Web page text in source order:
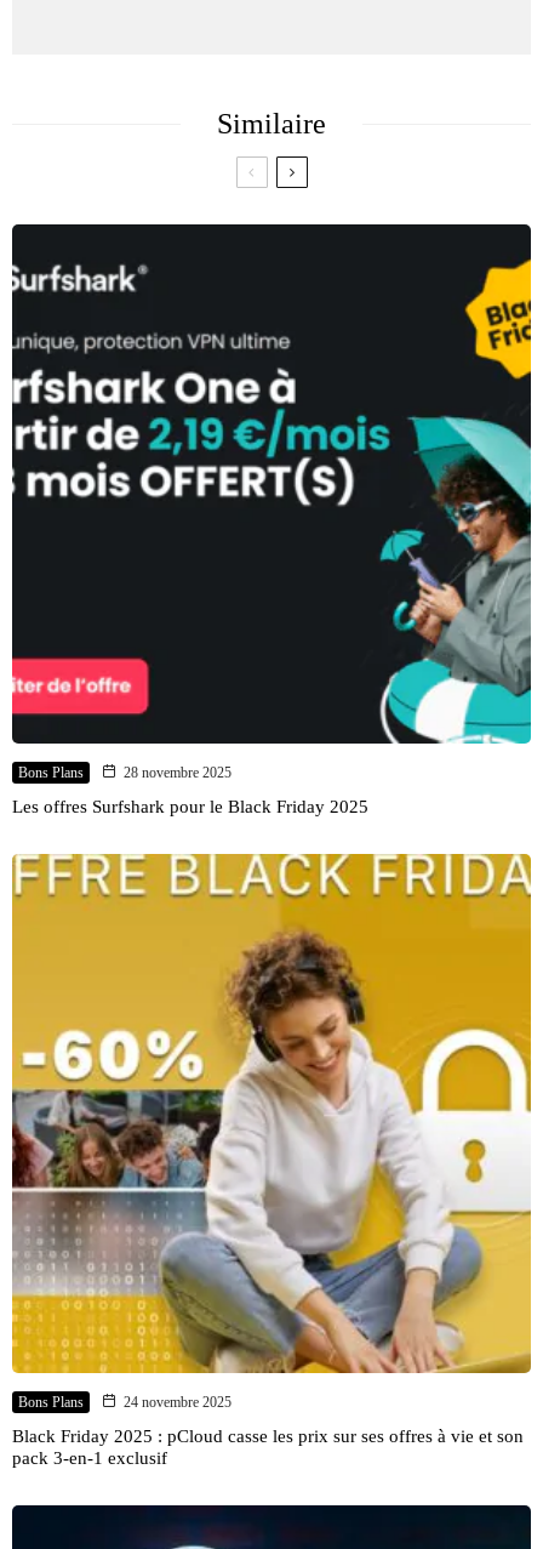
Similaire
Bons Plans 28 novembre 2025
Les offres Surfshark pour le Black Friday 2025
Bons Plans 24 novembre 2025
Black Friday 2025 : pCloud casse les prix sur ses offres à vie et son
pack 3-en-1 exclusif